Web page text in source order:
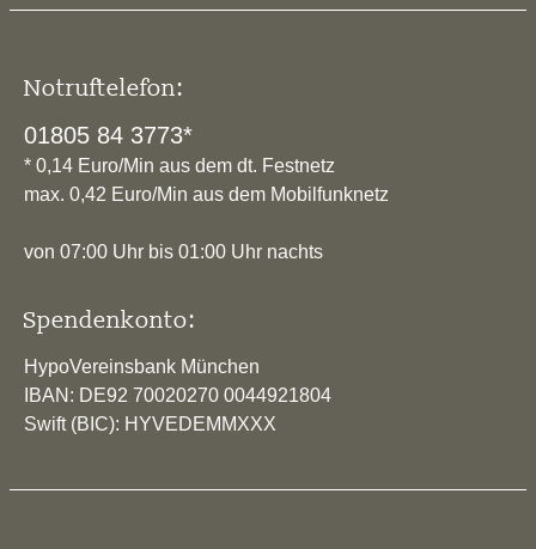
Notruftelefon:
01805 84 3773*
* 0,14 Euro/Min aus dem dt. Festnetz
max. 0,42 Euro/Min aus dem Mobilfunknetz
von 07:00 Uhr bis 01:00 Uhr nachts
Spendenkonto:
HypoVereinsbank München
IBAN: DE92 70020270 0044921804
Swift (BIC): HYVEDEMMXXX